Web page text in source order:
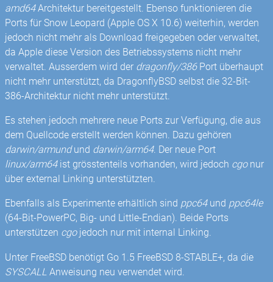
amd64Architektur bereitgestellt. Ebenso funktionieren die
Ports für Snow Leopard (Apple OS X 10.6) weiterhin, werden
jedoch nicht mehr als Download freigegeben oder verwaltet,
da Apple diese Version des Betriebssystems nicht mehr
verwaltet. Ausserdem wird der dragonfly/386Port überhaupt
nicht mehr unterstützt, da DragonflyBSD selbst die 32-Bit-
386-Architektur nicht mehr unterstützt.
Es stehen jedoch mehrere neue Ports zur Verfügung, die aus
dem Quellcode erstellt werden können. Dazu gehören
darwin/armundund darwin/arm64. Der neue Port
linux/arm64ist grösstenteils vorhanden, wird jedoch cgonur
über external Linking unterstützten.
Ebenfalls als Experimente erhältlich sind ppc64und ppc64le
(64-Bit-PowerPC, Big- und Little-Endian). Beide Ports
unterstützen cgojedoch nur mit internal Linking.
Unter FreeBSD benötigt Go 1.5 FreeBSD 8-STABLE+, da die
SYSCALL Anweisung neu verwendet wird.